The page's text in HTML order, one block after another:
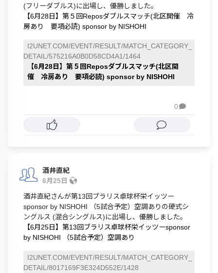
(フリーダブルス)に出場し、優勝しました。
【6月28日】第５回Reposダブルスマッチ(北区開催 冷
房あり 要項必読) sponsor by NISHOHI
I2UNET.COM/EVENT/RESULT/MATCH_CATEGORY_
DETAIL/575216A0B0D58CD4A1/1464
【6月28日】第５回Reposダブルスマッチ(北区開
催 冷房あり 要項必読) sponsor by NISHOHI
0
酒井直紀
6月25日
酒井直紀さんが第13回ブラリス卓球杯栄イッツー
sponsor by NISHOHI （5試合予定）空調ありの硬式シ
ングルス (混合シングルス)に出場し、優勝しました。
【6月25日】第13回ブラリス卓球杯栄イッツーsponsor
by NISHOHI （5試合予定）空調あり
I2UNET.COM/EVENT/RESULT/MATCH_CATEGORY_
DETAIL/8017169F3E324D552E/1428